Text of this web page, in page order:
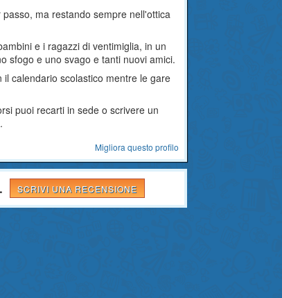
ma restando sempre nell'ottica
e i ragazzi di ventimiglia, in un
sfogo e uno svago e tanti nuovi amici.
calendario scolastico mentre le gare
puoi recarti in sede o scrivere un
Migliora questo profilo
SCRIVI UNA RECENSIONE